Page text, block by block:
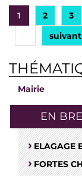
1 2 3
suivant
Mairie
EN
ELAGAGE
FORTES